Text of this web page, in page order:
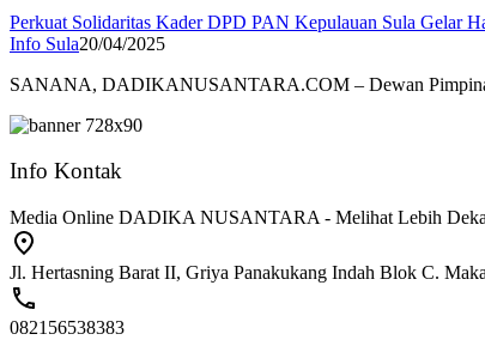
Perkuat Solidaritas Kader DPD PAN Kepulauan Sula Gelar
Info Sula20/04/2025
SANANA, DADIKANUSANTARA.COM – Dewan
Info Kontak
Media Online DADIKA NUSANTARA - Melihat Lebih
Jl. Hertasning Barat II, Griya Panakukang Indah Blok C.
082156538383